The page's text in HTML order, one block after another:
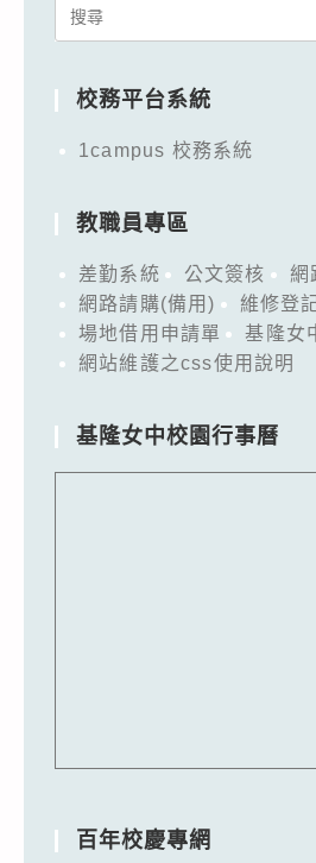
Search
校務平台系統
1campus 校務系統
教職員專區
差勤系統 公文簽核
網
網路請購(備用)
維修登
場地借用申請單
基隆女
網站維護之css使用說明
基隆女中校園行事曆
百年校慶專網